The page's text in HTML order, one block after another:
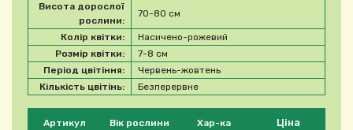
Будь ласка, виберіть продукт
Артикул Вік рослини Хар-ка Ціна
Висота дорослої
рослини:
70-80 см
Колір квітки:
Насичено-рожевий
Розмір квітки:
7-8 см
Період цвітіння:
Червень-жовтень
Кількість цвітінь:
Безперервне